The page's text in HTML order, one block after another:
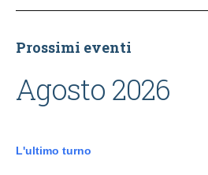
Prossimi eventi
Agosto 2026
L'ultimo turno